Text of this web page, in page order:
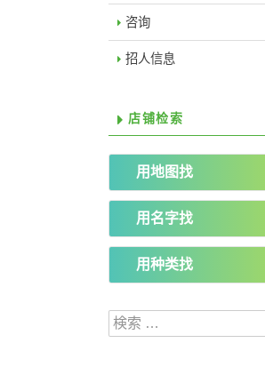
咨询
招人信息
店铺检索
用地图找
用名字找
用种类找
検索: